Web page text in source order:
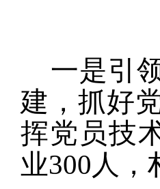
一是引
建，抓好
挥党员技
业300人，